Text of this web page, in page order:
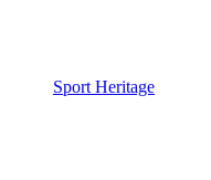
Sport Heritage